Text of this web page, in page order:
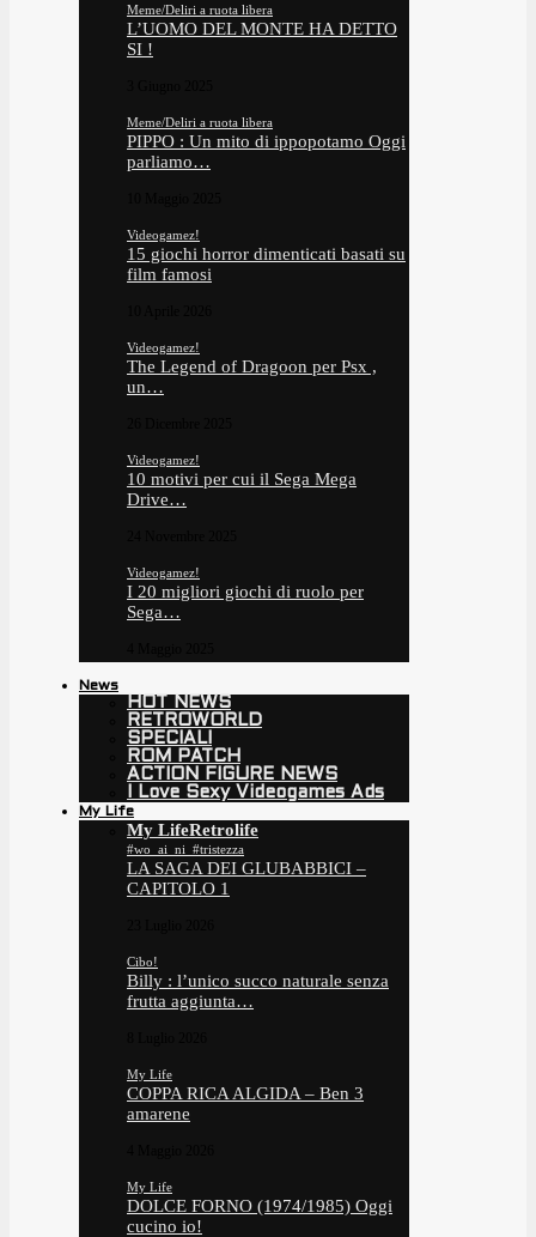
Meme/Deliri a ruota libera
L’UOMO DEL MONTE HA DETTO
SI !
Meme/Deliri a ruota libera
PIPPO : Un mito di ippopotamo Oggi
parliamo…
Videogamez!
15 giochi horror dimenticati basati su
film famosi
Videogamez!
The Legend of Dragoon per Psx ,
un…
Videogamez!
10 motivi per cui il Sega Mega
Drive…
Videogamez!
I 20 migliori giochi di ruolo per
Sega…
News
HOT NEWS
RETROWORLD
SPECIALI
ROM PATCH
ACTION FIGURE NEWS
I Love Sexy Videogames Ads
My Life
My LifeRetrolife
#wo_ai_ni_#tristezza
LA SAGA DEI GLUBABBICI –
CAPITOLO 1
Cibo!
Billy : l’unico succo naturale senza
frutta aggiunta…
My Life
COPPA RICA ALGIDA – Ben 3
amarene
My Life
DOLCE FORNO (1974/1985) Oggi
cucino io!